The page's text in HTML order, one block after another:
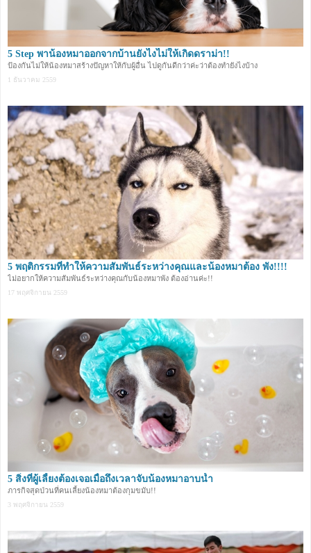
5 Step พาน้องหมาออกจากบ้านยังไงไม่ให้เกิดดราม่า!!
ป้องกันไม่ให้น้องหมาสร้างปัญหาให้กับผู้อื่น ไปดูกันดีกว่าค่ะว่าต้องทำยังไงบ้าง
1 ธันวาคม 2559
5 พฤติกรรมที่ทำให้ความสัมพันธ์ระหว่างคุณและน้องหมาต้อง พัง!!!!
ไม่อยากให้ความสัมพันธ์ระหว่างคุณกับน้องหมาพัง ต้องอ่านค่ะ!!
17 พฤศจิกายน 2559
5 สิ่งที่ผู้เลี้ยงต้องเจอเมื่อถึงเวลาจับน้องหมาอาบน้ำ
ภารกิจสุดป่วนที่คนเลี้ยงน้องหมาต้องกุมขมับ!!
3 พฤศจิกายน 2559